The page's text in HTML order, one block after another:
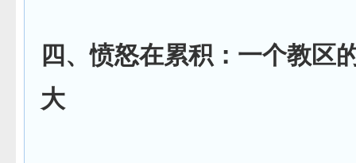
四、愤怒在累积：一个教区
大